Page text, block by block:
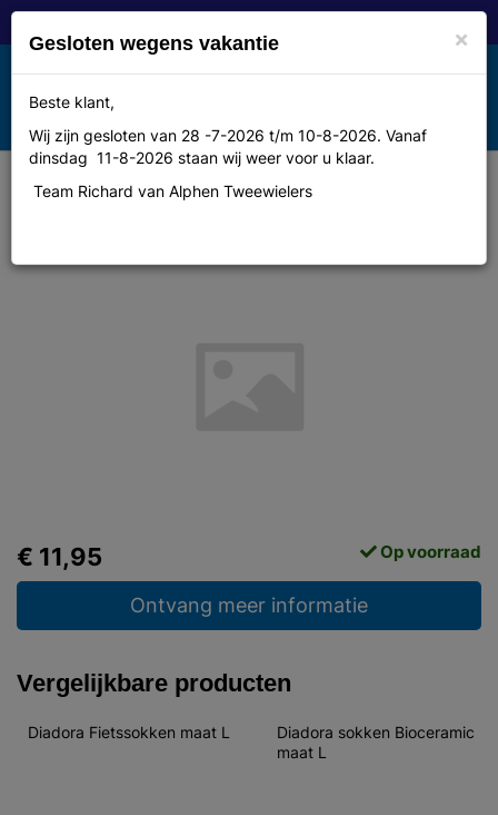
Toggle
navigation
MENU
Diadora fietssokken maat M
€ 11,95 Op voorraad
Ontvang meer informatie
Vergelijkbare producten
Diadora Fietssokken maat L
Diadora sokken Bioceramic
maat L
×
Gesloten wegens vakantie
Beste klant,
Wij zijn gesloten van 28 -7-2026 t/m 10-8-2026. Vanaf
dinsdag 11-8-2026 staan wij weer voor u klaar.
Team Richard van Alphen Tweewielers